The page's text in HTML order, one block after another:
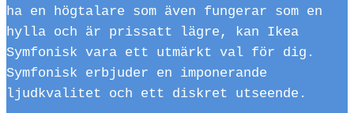
ha en högtalare som även fungerar som en
hylla och är prissatt lägre, kan Ikea
Symfonisk vara ett utmärkt val för dig.
Symfonisk erbjuder en imponerande
ljudkvalitet och ett diskret utseende.